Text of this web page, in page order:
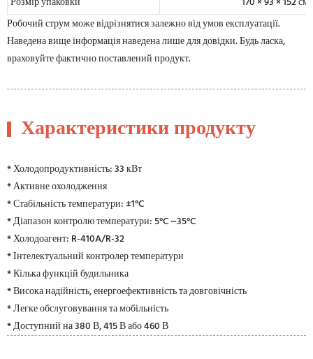
Робочий струм може відрізнятися залежно від умов експлуатації.
Наведена вище інформація наведена лише для довідки. Будь ласка,
враховуйте фактично поставлений продукт.
Характеристики продукту
* Холодопродуктивність: 33 кВт
* Активне охолодження
* Стабільність температури: ±1°C
* Діапазон контролю температури: 5°C ~35°C
* Холодоагент: R-410A/R-32
* Інтелектуальний контролер температури
* Кілька функцій будильника
* Висока надійність, енергоефективність та довговічність
* Легке обслуговування та мобільність
* Доступний на 380 В, 415 В або 460 В